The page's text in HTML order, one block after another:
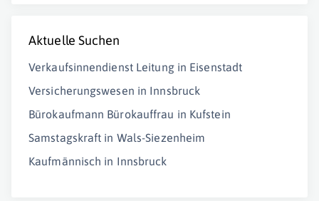
Aktuelle Suchen
Verkaufsinnendienst Leitung in Eisenstadt
Versicherungswesen in Innsbruck
Bürokaufmann Bürokauffrau in Kufstein
Samstagskraft in Wals-Siezenheim
Kaufmännisch in Innsbruck